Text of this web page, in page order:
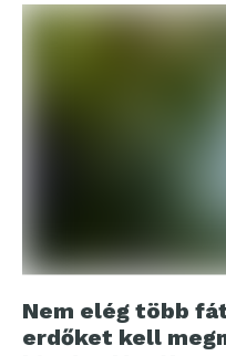
Nem elég több
erdőket kell